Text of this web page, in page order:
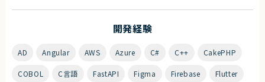
開発経験
AD Angular AWS Azure C# C++ CakePHP
COBOL C言語 FastAPI Figma Firebase Flutter